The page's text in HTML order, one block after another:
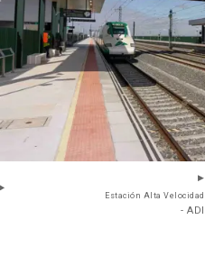
Estación Alta
-